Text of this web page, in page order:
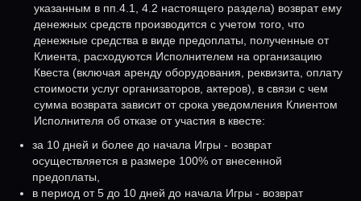
указанным в пп.4.1, 4.2 настоящего раздела) возврат ему
денежных средств производится с учетом того, что
денежные средства в виде предоплаты, полученные от
Клиента, расходуются Исполнителем на организацию
Квеста (включая аренду оборудования, реквизита, оплату
стоимости услуг организаторов, актеров), в связи с чем
сумма возврата зависит от срока уведомления Клиентом
Исполнителя об отказе от участия в квесте:
за 10 дней и более до начала Игры - возврат
осуществляется в размере 100% от внесенной
предоплаты,
в период от 5 до 10 дней до начала Игры - возврат